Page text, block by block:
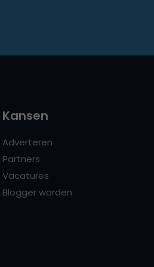
Kansen
Adverteren
Partners
Vacatures
Blogger worden